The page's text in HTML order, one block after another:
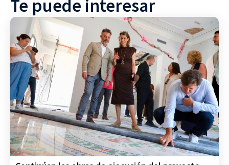
Te puede interesar